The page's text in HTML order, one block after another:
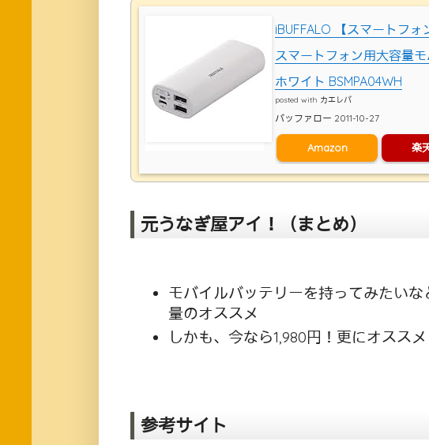
iBUFFALO 【スマートフ
スマートフォン用大容量
ホワイト BSMPA04WH
posted with カエレバ
バッファロー 2011-10-27
Amazon 楽
元うなぎ屋アイ！（まとめ）
モバイルバッテリーを持ってみたい
量のオススメ
しかも、今なら1,980円！更にオススメ
参考サイト